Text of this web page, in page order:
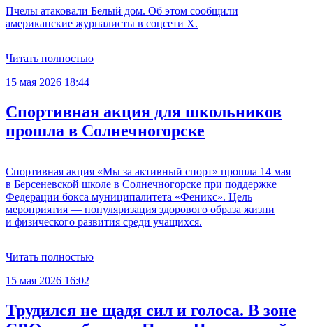
Пчелы атаковали Белый дом. Об этом сообщили
американские журналисты в соцсети Х.
Читать полностью
15 мая 2026 18:44
Спортивная акция для школьников
прошла в Солнечногорске
Спортивная акция «Мы за активный спорт» прошла 14 мая
в Берсеневской школе в Солнечногорске при поддержке
Федерации бокса муниципалитета «Феникс». Цель
мероприятия — популяризация здорового образа жизни
и физического развития среди учащихся.
Читать полностью
15 мая 2026 16:02
Трудился не щадя сил и голоса. В зоне